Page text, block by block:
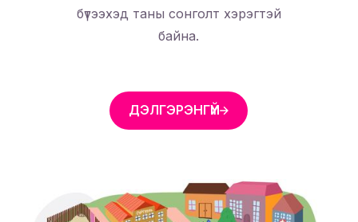
бүтээхэд таны сонголт хэрэгтэй
байна.
ДЭЛГЭРЭНГҮЙ